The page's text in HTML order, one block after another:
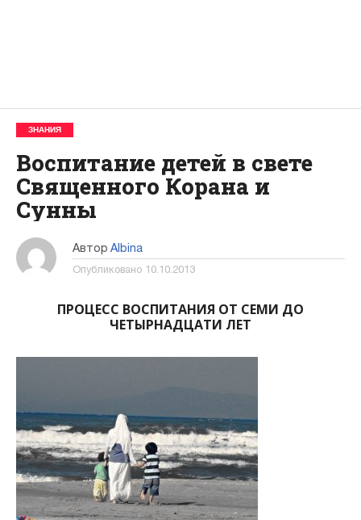
ЗНАНИЯ
Воспитание детей в свете
Священного Корана и
Сунны
Автор Albina
Опубликовано 10.10.2013
ПРОЦЕСС ВОСПИТАНИЯ ОТ СЕМИ ДО
ЧЕТЫРНАДЦАТИ ЛЕТ